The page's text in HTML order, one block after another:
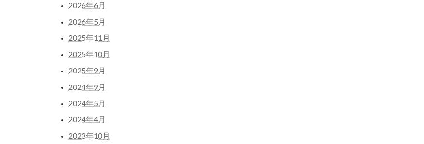
2026年6月
2026年5月
2025年11月
2025年10月
2025年9月
2024年9月
2024年5月
2024年4月
2023年10月